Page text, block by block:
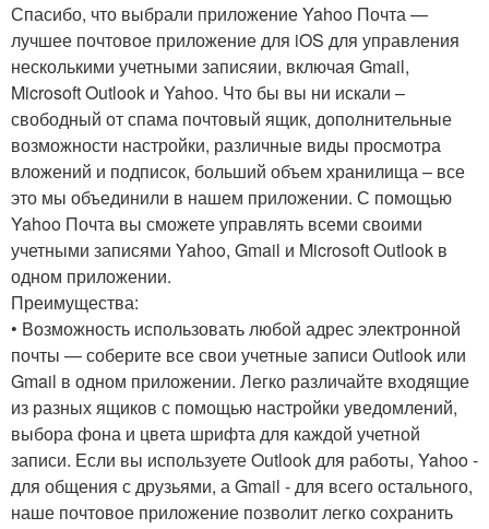
Спасибо, что выбрали приложение Yahoo Почта —
лучшее почтовое приложение для iOS для управления
несколькими учетными записяии, включая Gmail,
Microsoft Outlook и Yahoo. Что бы вы ни искали –
свободный от спама почтовый ящик, дополнительные
возможности настройки, различные виды просмотра
вложений и подписок, больший объем хранилища – все
это мы объединили в нашем приложении. С помощью
Yahoo Почта вы сможете управлять всеми своими
учетными записями Yahoo, Gmail и Microsoft Outlook в
одном приложении.
Преимущества:
• Возможность использовать любой адрес электронной
почты — соберите все свои учетные записи Outlook или
Gmail в одном приложении. Легко различайте входящие
из разных ящиков с помощью настройки уведомлений,
выбора фона и цвета шрифта для каждой учетной
записи. Если вы используете Outlook для работы, Yahoo -
для общения с друзьями, а Gmail - для всего остального,
наше почтовое приложение позволит легко сохранить